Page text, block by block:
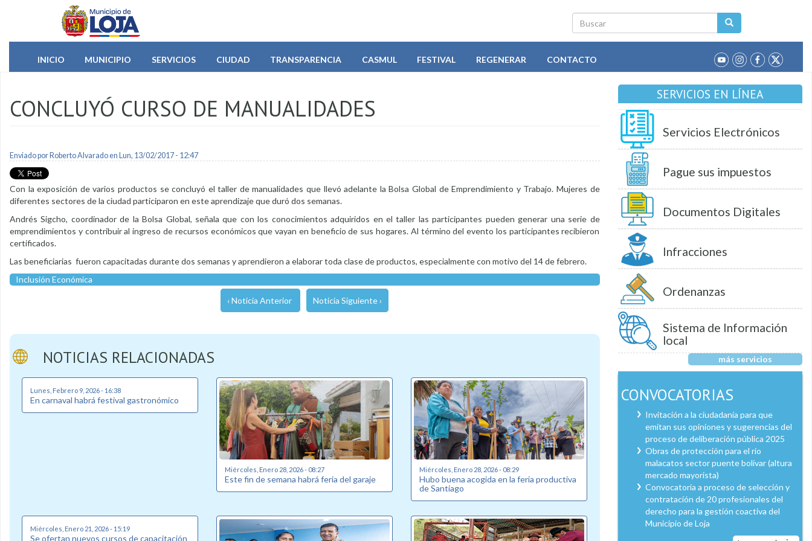
Pasar al contenido principal
Buscar
INICIO
MUNICIPIO SERVICIOS CIUDAD TRANSPARENCIA CASMUL FESTIVAL REGENERAR CONTACTO
CONCLUYÓ CURSO DE MANUALIDADES
Enviado por Roberto Alvaradoen Lun, 13/02/2017 - 12:47
Con la exposición de varios productos se concluyó el taller de manualidades que llevó adelante la Bolsa Global de Emprendimiento y Trabajo. Mujeres de
diferentes sectores de la ciudad participaron en este aprendizaje que duró dos semanas.
Andrés Sigcho, coordinador de la Bolsa Global, señala que con los conocimientos adquiridos en el taller las participantes pueden generar una serie de
emprendimientos y contribuir al ingreso de recursos económicos que vayan en beneficio de sus hogares. Al término del evento los participantes recibieron
certificados.
Las beneficiarias fueron capacitadas durante dos semanas y aprendieron a elaborar toda clase de productos, especialmente con motivo del 14 de febrero.
Inclusión Económica
‹ Noticia Anterior Noticia Siguiente ›
NOTICIAS RELACIONADAS
Lunes, Febrero 9, 2026 - 16:38
En carnaval habrá festival gastronómico
Miércoles, Enero 28, 2026 - 08:27
Este fin de semana habrá feria del garaje
Miércoles, Enero 28, 2026 - 08:29
Hubo buena acogida en la feria productiva
de Santiago
Miércoles, Enero 21, 2026 - 15:19
Se ofertan nuevos cursos de capacitación
SERVICIOS EN LÍNEA
Servicios Electrónicos
Pague sus impuestos
Documentos Digitales
Infracciones
Ordenanzas
Sistema de Información
local
más servicios
CONVOCATORIAS
Invitación a la ciudadanía para que
emitan sus opiniones y sugerencias del
proceso de deliberación pública 2025
Obras de protección para el río
malacatos sector puente bolívar (altura
mercado mayorista)
Convocatoria a proceso de selección y
contratación de 20 profesionales del
derecho para la gestión coactiva del
Municipio de Loja